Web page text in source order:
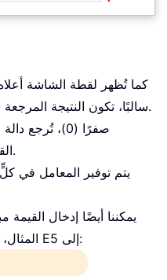
كما تُظهر لقطة الشاشة
x سالبًا، تكون النتيجة المرجعة سالبة أيضًا، والعكس صحيح.
ERF.PRECISE القيمة صفر (0).
يتم توفير المعامل في
يمكننا أيضًا إدخال
المثال، يمكن تغيير الصيغة في الخلية E5 إلى: